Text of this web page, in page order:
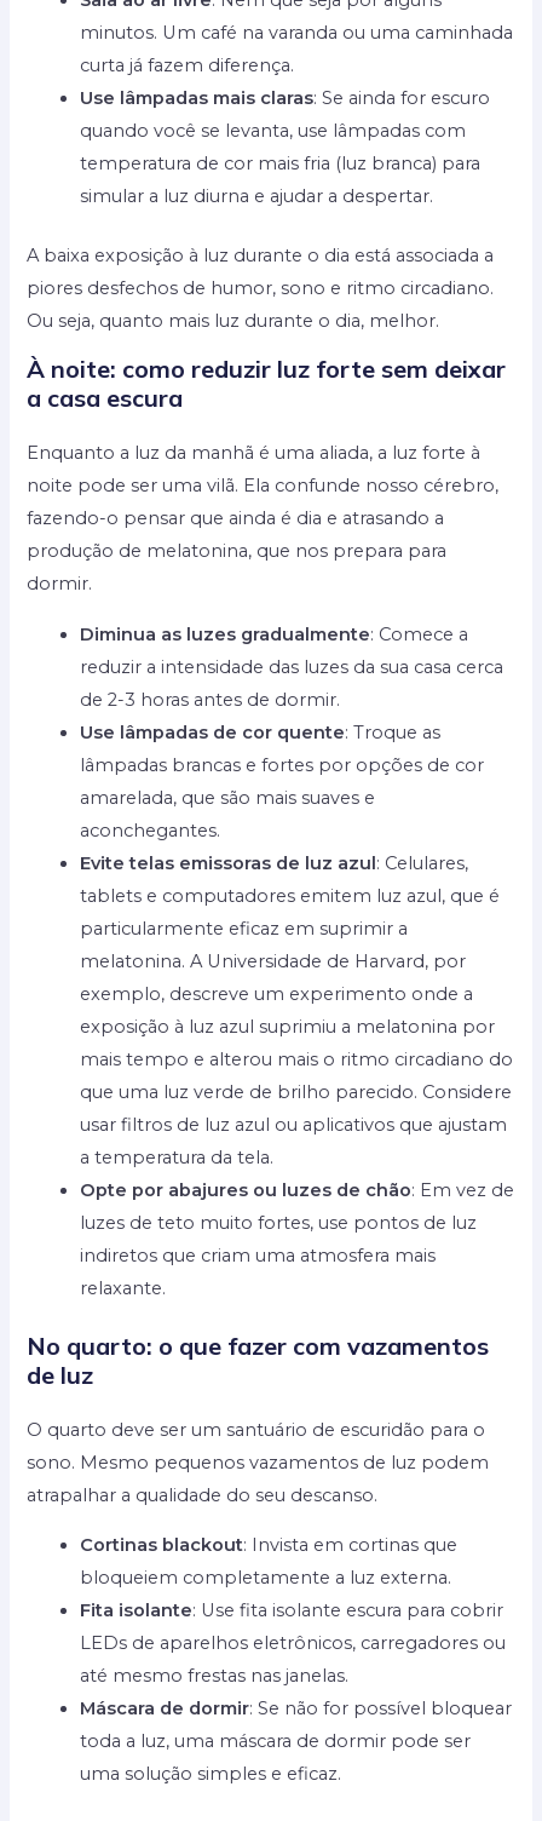
minutos. Um café na varanda ou uma caminhada
curta já fazem diferença.
Use lâmpadas mais claras: Se ainda for escuro
quando você se levanta, use lâmpadas com
temperatura de cor mais fria (luz branca) para
simular a luz diurna e ajudar a despertar.
A baixa exposição à luz durante o dia está associada a
piores desfechos de humor, sono e ritmo circadiano.
Ou seja, quanto mais luz durante o dia, melhor.
À noite: como reduzir luz forte sem deixar
a casa escura
Enquanto a luz da manhã é uma aliada, a luz forte à
noite pode ser uma vilã. Ela confunde nosso cérebro,
fazendo-o pensar que ainda é dia e atrasando a
produção de melatonina, que nos prepara para
dormir.
Diminua as luzes gradualmente: Comece a
reduzir a intensidade das luzes da sua casa cerca
de 2-3 horas antes de dormir.
Use lâmpadas de cor quente: Troque as
lâmpadas brancas e fortes por opções de cor
amarelada, que são mais suaves e
aconchegantes.
Evite telas emissoras de luz azul: Celulares,
tablets e computadores emitem luz azul, que é
particularmente eficaz em suprimir a
melatonina. A Universidade de Harvard, por
exemplo, descreve um experimento onde a
exposição à luz azul suprimiu a melatonina por
mais tempo e alterou mais o ritmo circadiano do
que uma luz verde de brilho parecido. Considere
usar filtros de luz azul ou aplicativos que ajustam
a temperatura da tela.
Opte por abajures ou luzes de chão: Em vez de
luzes de teto muito fortes, use pontos de luz
indiretos que criam uma atmosfera mais
relaxante.
No quarto: o que fazer com vazamentos
de luz
O quarto deve ser um santuário de escuridão para o
sono. Mesmo pequenos vazamentos de luz podem
atrapalhar a qualidade do seu descanso.
Cortinas blackout: Invista em cortinas que
bloqueiem completamente a luz externa.
Fita isolante: Use fita isolante escura para cobrir
LEDs de aparelhos eletrônicos, carregadores ou
até mesmo frestas nas janelas.
Máscara de dormir: Se não for possível bloquear
toda a luz, uma máscara de dormir pode ser
uma solução simples e eficaz.